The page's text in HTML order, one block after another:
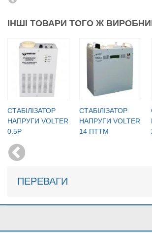
ІНШІ ТОВАРИ ТОГО Ж
CТАБІЛІЗАТОР
НАПРУГИ VOLTER
0.5P
CТАБІЛІЗАТОР
НАПРУГИ VOLTER
14 ПТТМ
ПЕРЕВАГИ